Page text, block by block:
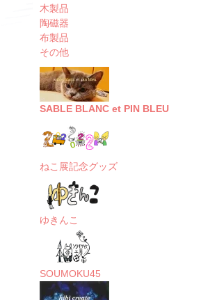
木製品
陶磁器
布製品
その他
SABLE BLANC et PIN BLEU
ねこ展記念グッズ
ゆきんこ
SOUMOKU45